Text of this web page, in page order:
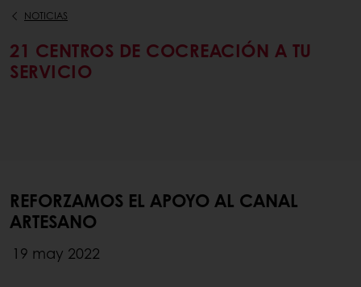
NOTICIAS
21 CENTROS DE COCREACIÓN A TU
SERVICIO
REFORZAMOS EL APOYO AL CANAL
ARTESANO
19 may 2022